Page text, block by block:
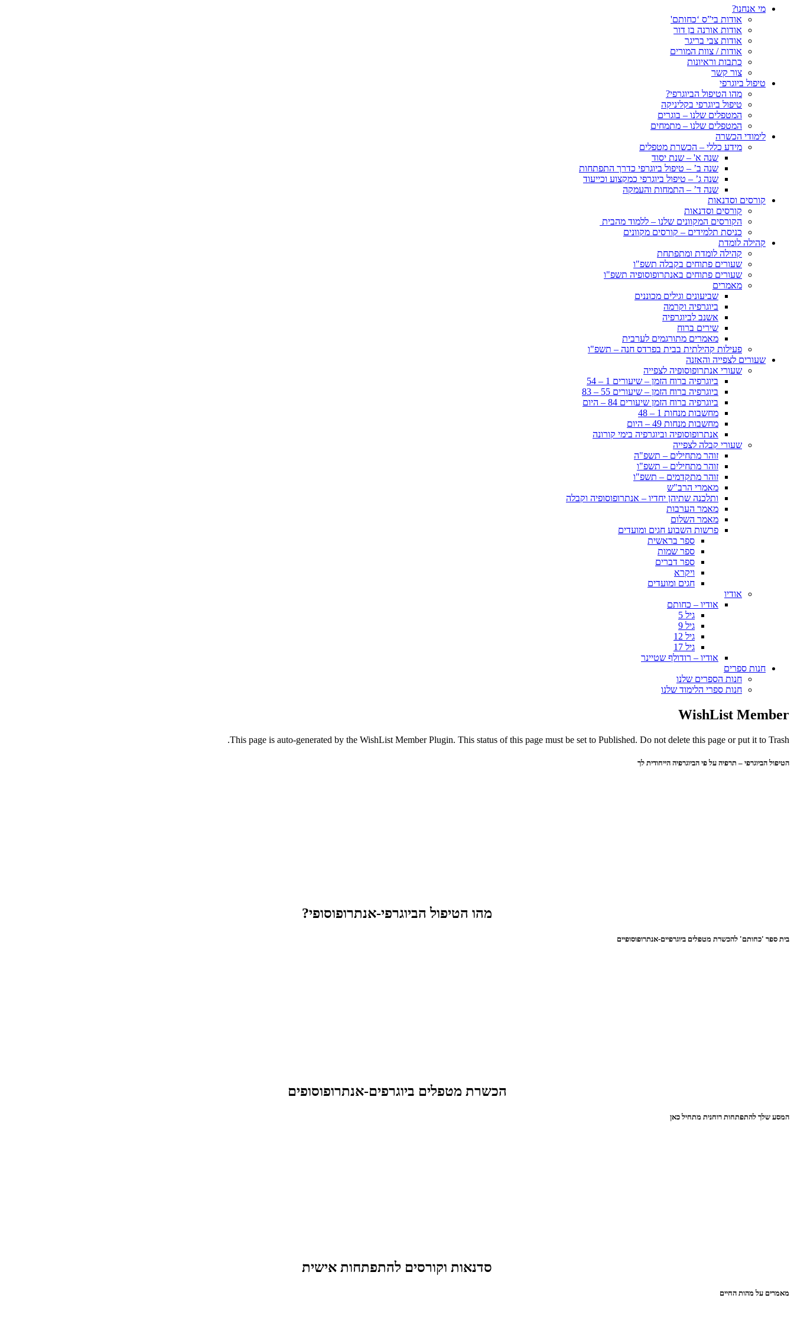
מי אנחנו?
אודות בי”ס ‘כחותם'
אודות אורנה בן דור
אודות צבי בריגר
אודות / צוות המורים
כתבות וראיונות
צור קשר
טיפול ביוגרפי
מהו הטיפול הביוגרפי?
טיפול ביוגרפי בקליניקה
המטפלים שלנו – בוגרים
המטפלים שלנו – מתמחים
לימודי הכשרה
מידע כללי – הכשרת מטפלים
שנה א' – שנת יסוד
שנה ב’ – טיפול ביוגרפי כדרך התפתחות
שנה ג’ – טיפול ביוגרפי כמקצוע וכייעוד
שנה ד’ – התמחות והעמקה
קורסים וסדנאות
קורסים וסדנאות
הקורסים המקוונים שלנו – ללמוד מהבית
כניסת תלמידים – קורסים מקוונים
קהילה לומדת
קהילה לומדת ומתפתחת
שעורים פתוחים בקבלה תשפ"ו
שעורים פתוחים באנתרופוסופיה תשפ"ו
מאמרים
שביעונים וגילים מכוננים
ביוגרפיה וקרמה
אשנב לביוגרפיה
שירים ברוח
מאמרים מתורגמים לערבית
פעילות קהילתית בבית בפרדס חנה – תשפ"ו
שעורים לצפייה והאזנה
שעורי אנתרופוסופיה לצפייה
ביוגרפיה ברוח הזמן – שיעורים 1 – 54
ביוגרפיה ברוח הזמן – שיעורים 55 – 83
ביוגרפיה ברוח הזמן שיעורים 84 – היום
מחשבות מנחות 1 – 48
מחשבות מנחות 49 – היום
אנתרופוסופיה וביוגרפיה בימי קורונה
שעורי קבלה לצפייה
זוהר מתחילים – תשפ"ה
זוהר מתחילים – תשפ"ו
זוהר מתקדמים – תשפ"ו
מאמרי הרב"ש
ותלכנה שתיהן יחדיו – אנתרופוסופיה וקבלה
מאמר הערבות
מאמר השלום
פרשות השבוע חגים ומועדים
ספר בראשית
ספר שמות
ספר דברים
ויקרא
חגים ומועדים
אודיו
אודיו – כחותם
גיל 5
גיל 9
גיל 12
גיל 17
אודיו – רודולף שטיינר
חנות ספרים
חנות הספרים שלנו
חנות ספרי הלימוד שלנו
WishList Member
This page is auto-generated by the WishList Member Plugin. This status of this page must be set to Published. Do not delete this page or put it to Trash.
הטיפול הביוגרפי – תרפיה על פי הביוגרפיה הייחודית לך
מהו הטיפול הביוגרפי-אנתרופוסופי?
בית ספר 'כחותם' להכשרת מטפלים ביוגרפיים-אנתרופוסופיים
הכשרת מטפלים ביוגרפים-אנתרופוסופים
המסע שלך להתפתחות רוחנית מתחיל כאן
סדנאות וקורסים להתפתחות אישית
מאמרים על מהות החיים